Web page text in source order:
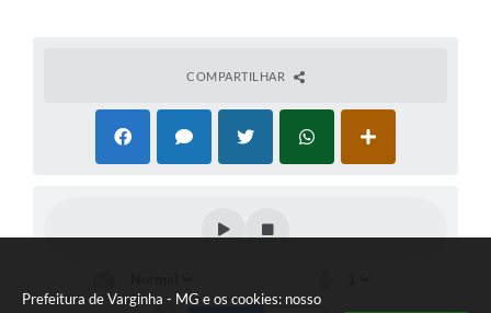
Prefeitura de Varginha - MG e os cookies: nosso
COMPARTILHAR